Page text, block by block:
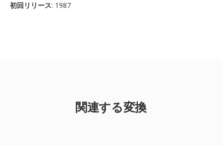
初回リリース: 1987
関連する変換